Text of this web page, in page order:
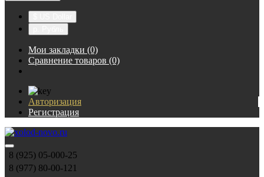
Мои закладки (0)
Сравнение товаров (0)
Авторизация
Регистрация
8 (925) 05-000-25
8 (977) 80-00-121